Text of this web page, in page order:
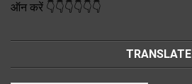
ऑन करें 👇👇👇👇👇👇
TRANSLATE